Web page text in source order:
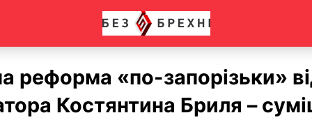
реформа «по-запорізьки»
Костянтина Бриля –